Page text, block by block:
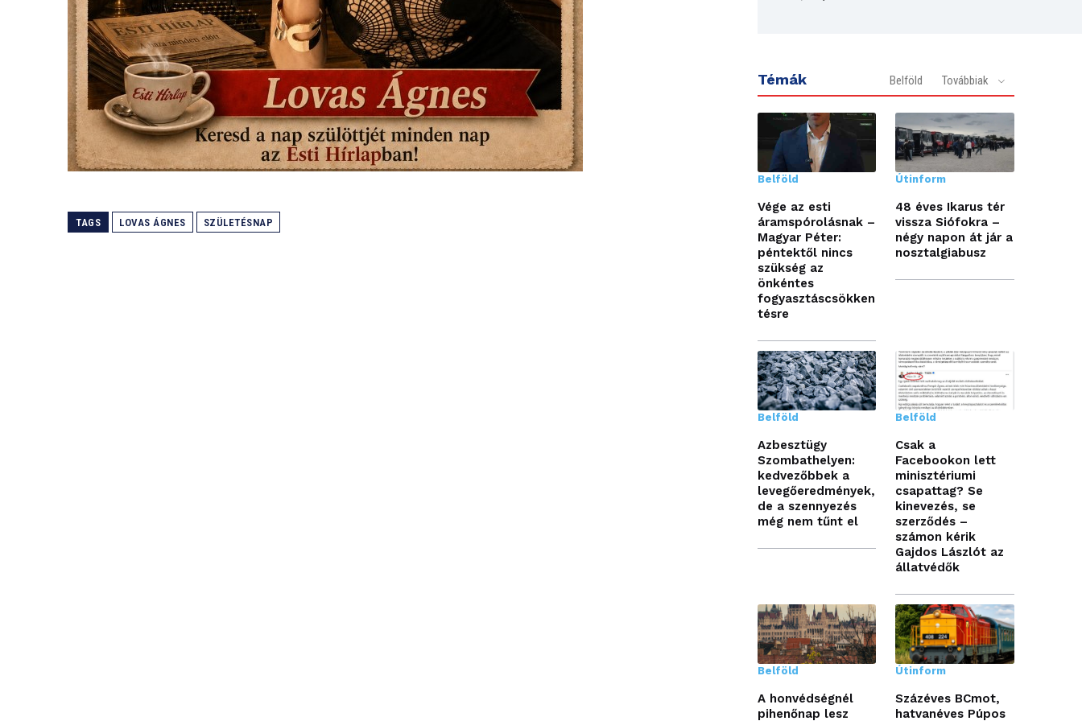
TAGS LOVAS ÁGNES SZÜLETÉSNAP
Témák Belföld Továbbiak
Belföld
Vége az esti
áramspórolásnak –
Magyar Péter:
péntektől nincs
szükség az
önkéntes
fogyasztáscsökken
tésre
Útinform
48 éves Ikarus tér
vissza Siófokra –
négy napon át jár a
nosztalgiabusz
Belföld
Azbesztügy
Szombathelyen:
kedvezőbbek a
levegőeredmények,
de a szennyezés
még nem tűnt el
Belföld
Csak a
Facebookon lett
minisztériumi
csapattag? Se
kinevezés, se
szerződés –
számon kérik
Gajdos Lászlót az
állatvédők
Belföld
A honvédségnél
pihenőnap lesz
Útinform
Százéves BCmot,
hatvanéves Púpos